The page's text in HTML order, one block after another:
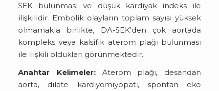
SEK bulunması ve düşük kardiyak indeks ile
ilişkilidir. Embolik olayların toplam sayısı yüksek
olmamakla birlikte, DA-SEK'den çok aortada
kompleks veya kalsifik aterom plağı bulunması
ile ilişkili oldukları görünmektedir.
Anahtar Kelimeler:Aterom plağı, desandan
aorta, dilate kardiyomiyopati, spontan eko